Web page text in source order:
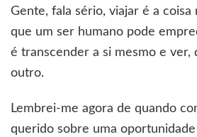
Gente, fala sério, viajar é a coisa
que um ser humano pode
é transcender a si mesmo e ver,
outro.
Lembrei-me agora de quando
querido sobre uma